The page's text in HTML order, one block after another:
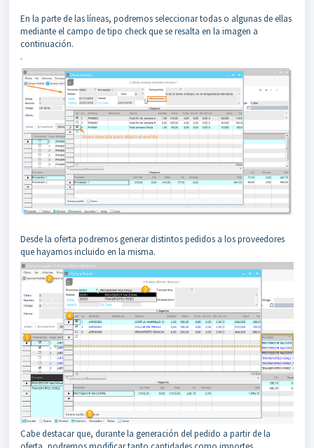
En la parte de las líneas, podremos seleccionar todas o algunas de ellas
mediante el campo de tipo check que se resalta en la imagen a
continuación.
.
Desde la oferta podremos generar distintos pedidos a los proveedores
que hayamos incluido en la misma.
Cabe destacar que, durante la generación del pedido a partir de la